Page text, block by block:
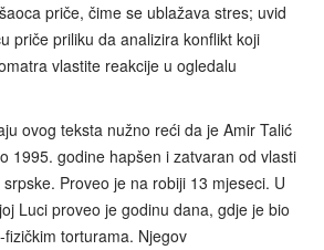
priče, čime se ublažava stres; uvid
priče priliku da analizira konflikt koji
vlastite reakcije u ogledalu
ovog teksta nužno reći da je Amir Talić
1995. godine hapšen i zatvaran od vlasti
Proveo je na robiji 13 mjeseci. U
Luci proveo je godinu dana, gdje je bio
torturama. Njegov